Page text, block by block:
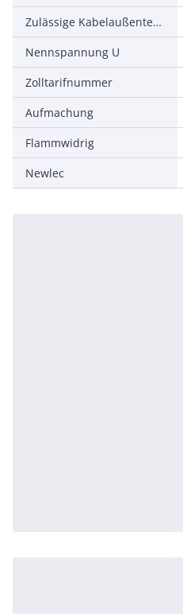
Zulässige Kabelaußentemperatur nach Montage ohne Erschütterung
Nennspannung U
Zolltarifnummer
Aufmachung
Flammwidrig
Newlec